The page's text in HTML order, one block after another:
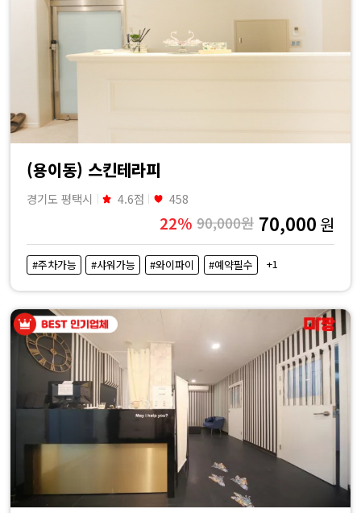
(용이동) 스킨테라피
경기도 평택시 4.6점 458
22% 90,000원 70,000 원
#주차가능 #샤워가능 #와이파이 #예약필수 +1